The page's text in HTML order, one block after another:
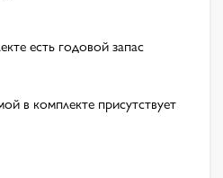
есть годовой запас
в комплекте присутствует